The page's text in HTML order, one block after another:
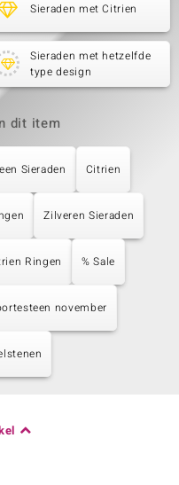
Sieraden met Citrien
Sieraden met hetzelfde
type design
dit item
Sieraden Citrien
Zilveren Sieraden
Ringen % Sale
november